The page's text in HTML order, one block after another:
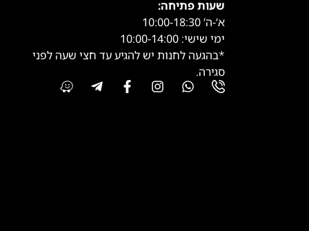
שעות פתיחה:
א’-ה’ 10:00-18:30
ימי שישי: 10:00-14:00
*בהגעה לחנות יש להגיע עד חצי שעה לפני
סגירה.